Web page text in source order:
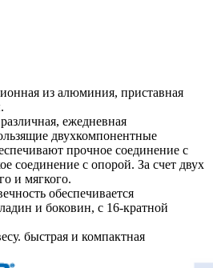
из алюминия, приставная
ежедневная
двухкомпонентные
прочное соединение с
соединение с опорой. За счет двух
и мягкого.
обеспечивается
и боковин, с 16-кратной
быстрая и компактная